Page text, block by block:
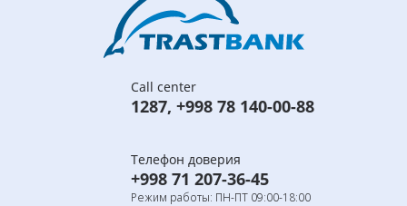
Call center
1287, +998 78 140-00-88
Телефон доверия
+998 71 207-36-45
Режим работы: ПН-ПТ 09:00-18:00